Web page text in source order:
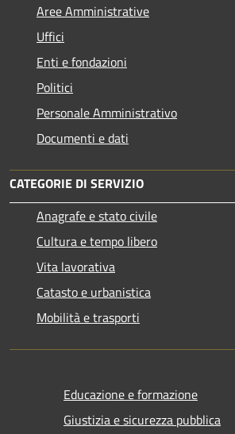
Aree Amministrative
Uffici
Enti e fondazioni
Politici
Personale Amministrativo
Documenti e dati
CATEGORIE DI SERVIZIO
Anagrafe e stato civile
Cultura e tempo libero
Vita lavorativa
Catasto e urbanistica
Mobilità e trasporti
Educazione e formazione
Giustizia e sicurezza pubblica